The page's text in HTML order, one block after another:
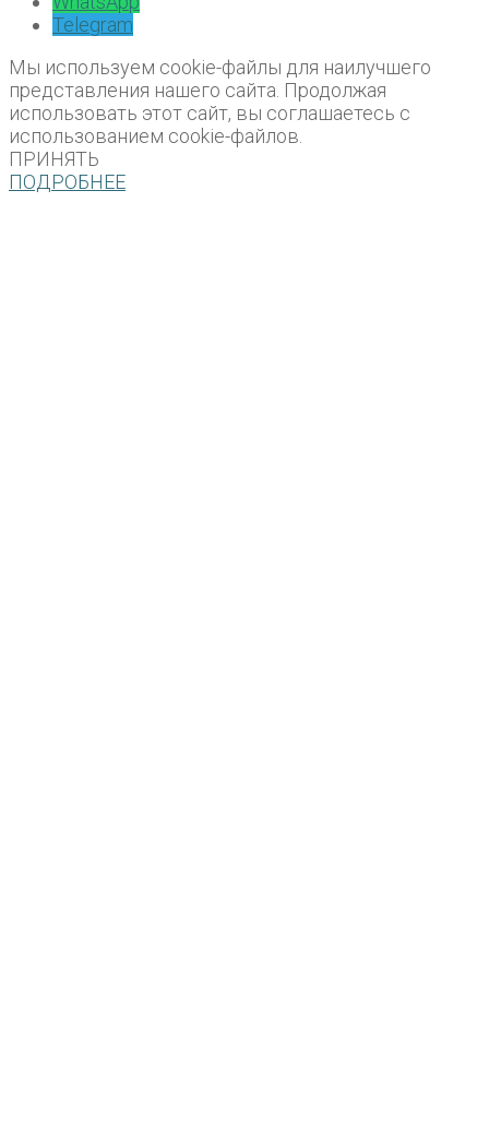
Telegram
Мы используем cookie-файлы для наилучшего
представления нашего сайта. Продолжая
использовать этот сайт, вы соглашаетесь с
использованием cookie-файлов.
ПРИНЯТЬ
ПОДРОБНЕЕ